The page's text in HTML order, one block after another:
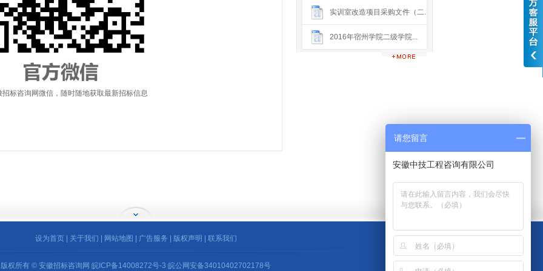
招标咨询网微信，随时随地获取最新招标信息
实训室改造项目采购文件（二...
2016年宿州学院二级学院...
设为首页| 关于我们 网站地图 广告服务 版权声明 联系我们
版权所有 © 安徽招标咨询网 皖ICP备14008272号-3 皖公网安备34010402702178号
请您留言
安徽中技工程咨询有限公司